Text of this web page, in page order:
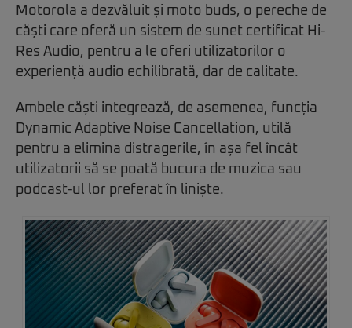
Motorola a dezvăluit și moto buds, o pereche de
căști care oferă un sistem de sunet certificat Hi-
Res Audio, pentru a le oferi utilizatorilor o
experiență audio echilibrată, dar de calitate.
Ambele căști integrează, de asemenea, funcția
Dynamic Adaptive Noise Cancellation, utilă
pentru a elimina distragerile, în așa fel încât
utilizatorii să se poată bucura de muzica sau
podcast-ul lor preferat în liniște.